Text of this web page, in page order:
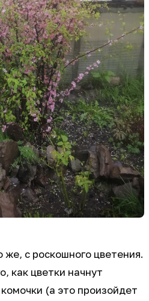
же, с роскошного цветения.
как цветки начнут
(а это произойдет